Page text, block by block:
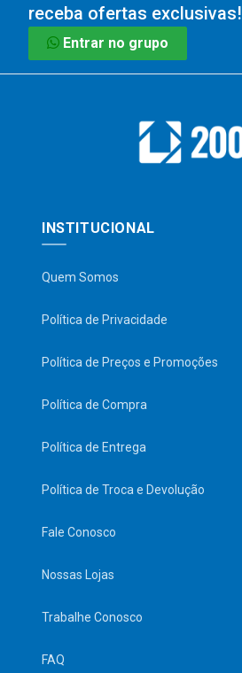
receba ofertas exclusivas!
Entrar no grupo
INSTITUCIONAL
Quem Somos
Política de Privacidade
Política de Preços e Promoções
Política de Compra
Política de Entrega
Política de Troca e Devolução
Fale Conosco
Nossas Lojas
Trabalhe Conosco
FAQ